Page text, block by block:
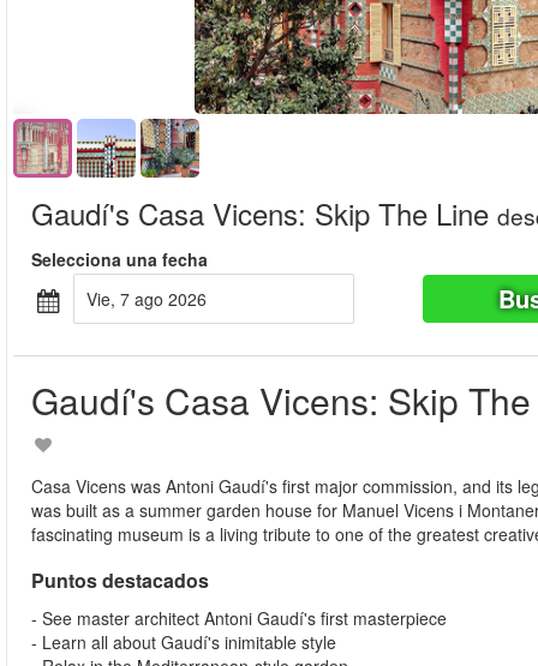
Gaudí's Casa Vicens: Skip The Line
Selecciona una fecha
vie, 7 ago 2026
Gaudí's Casa Vicens: Skip
Casa Vicens was Antoni Gaudí's first major commission, and its
was built as a summer garden house for Manuel Vicens i
fascinating museum is a living tribute to one of the greatest
Puntos destacados
- See master architect Antoni Gaudí's first masterpiece
- Learn all about Gaudí's inimitable style